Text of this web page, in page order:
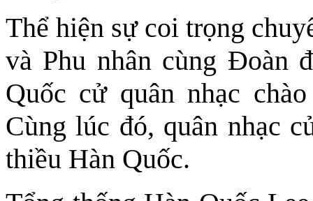
Thể hiện sự coi trọng
và Phu nhân cùng Đoàn
Quốc cử quân nhạc
Cùng lúc đó, quân nhạc
thiều Hàn Quốc.